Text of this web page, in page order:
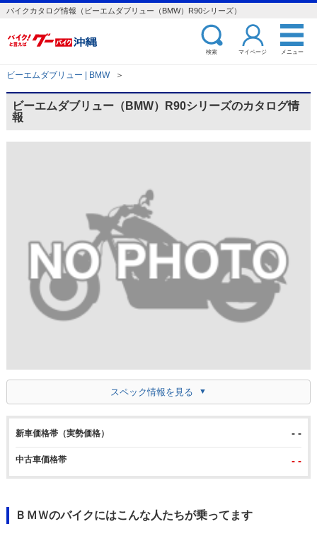
バイクカタログ情報（ビーエムダブリュー（BMW）R90シリーズ）
検索 マイページ メニュー
ビーエムダブリュー | BMW ＞
ビーエムダブリュー（BMW）R90シリーズのカタログ情
報
スペック情報を見る
新車価格帯（実勢価格） - -
中古車価格帯 - -
ＢＭＷのバイクにはこんな人たちが乗ってます